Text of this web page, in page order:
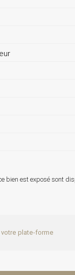
bien est exposé sont
plate-forme